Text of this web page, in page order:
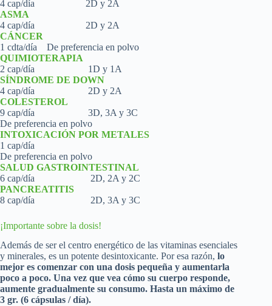
4 cap/día 2D y 2A
ASMA
4 cap/día 2D y 2A
CÁNCER
1 cdta/día De preferencia en polvo
QUIMIOTERAPIA
2 cap/día 1D y 1A
SÍNDROME DE DOWN
4 cap/día 2D y 2A
COLESTEROL
9 cap/día 3D, 3A y 3C
De preferencia en polvo
INTOXICACIÓN POR METALES
1 cap/día
De preferencia en polvo
SALUD GASTROINTESTINAL
6 cap/día 2D, 2A y 2C
PANCREATITIS
8 cap/día 2D, 3A y 3C
¡Importante sobre la dosis!
Además de ser el centro energético de las vitaminas esenciales
y minerales, es un potente desintoxicante. Por esa razón, lo
mejor es comenzar con una dosis pequeña y aumentarla
poco a poco. Una vez que vea cómo su cuerpo responde,
aumente gradualmente su consumo. Hasta un máximo de
3 gr. (6 cápsulas / día).